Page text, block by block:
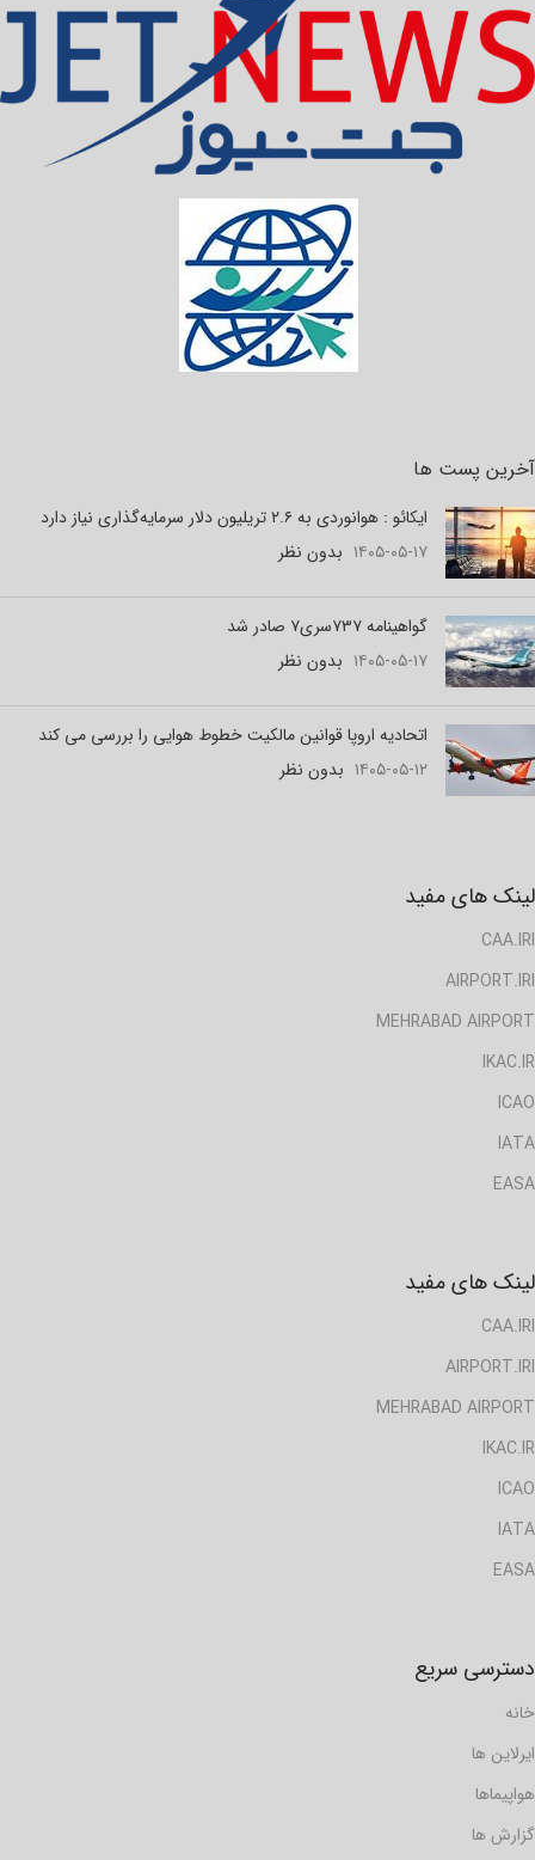
آخرین پست ها
ایکائو : هوانوردی به ۲.۶ تریلیون دلار سرمایه‌گذاری نیاز دارد
۱۴۰۵-۰۵-۱۷ بدون نظر
گواهینامه ۷۳۷سری۷ صادر شد
۱۴۰۵-۰۵-۱۷ بدون نظر
اتحادیه اروپا قوانین مالکیت خطوط هوایی را بررسی می کند
۱۴۰۵-۰۵-۱۲ بدون نظر
لینک های مفید
CAA.IRI
AIRPORT.IRI
MEHRABAD AIRPORT
IKAC.IR
ICAO
IATA
EASA
لینک های مفید
CAA.IRI
AIRPORT.IRI
MEHRABAD AIRPORT
IKAC.IR
ICAO
IATA
EASA
دسترسی سریع
خانه
ایرلاین ها
هواپیماها
گزارش ها